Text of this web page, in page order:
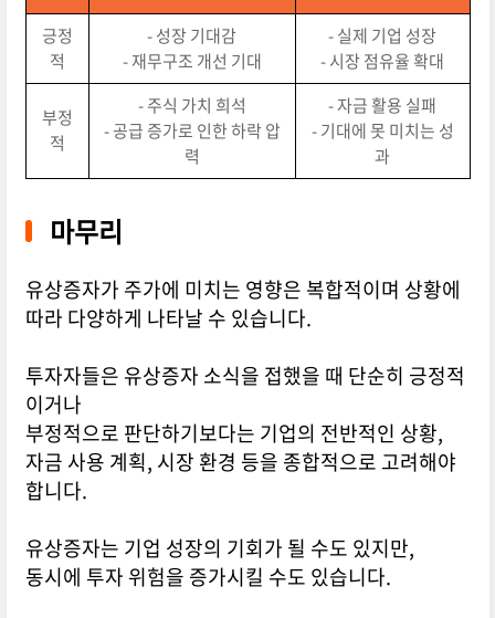
긍정
적
- 성장 기대감
- 재무구조 개선 기대
- 실제 기업 성장
- 시장 점유율 확대
부정
적
- 주식 가치 희석
- 공급 증가로 인한 하락 압
력
- 자금 활용 실패
- 기대에 못 미치는 성
과
마무리
유상증자가 주가에 미치는 영향은 복합적이며 상황에
따라 다양하게 나타날 수 있습니다.
투자자들은 유상증자 소식을 접했을 때 단순히 긍정적
이거나
부정적으로 판단하기보다는 기업의 전반적인 상황,
자금 사용 계획, 시장 환경 등을 종합적으로 고려해야
합니다.
유상증자는 기업 성장의 기회가 될 수도 있지만,
동시에 투자 위험을 증가시킬 수도 있습니다.